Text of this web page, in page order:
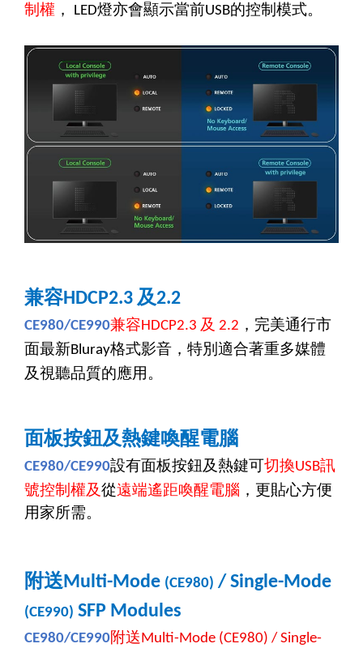
制權 ， LED燈亦會顯示當前USB的控制模式。
兼容HDCP2.3 及2.2
CE980/CE990兼容 HDCP2.3 及 2.2 ，完美通行市
面最新Bluray格式影音，特別適合著重多媒體
及視聽品質的應用。
面板按鈕及熱鍵喚醒電腦
CE980/CE990設有面板按鈕及熱鍵可切換USB訊
號控制權及從遠端遙距喚醒電腦 ，更貼心方便
用家所需。
附送Multi-Mode (CE980) / Single-Mode
(CE990) SFP Modules
CE980/CE990附送 Multi-Mode (CE980) / Single-